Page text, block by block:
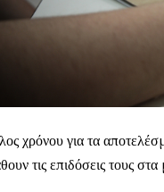
χρόνου για τα
τις επιδόσεις τους